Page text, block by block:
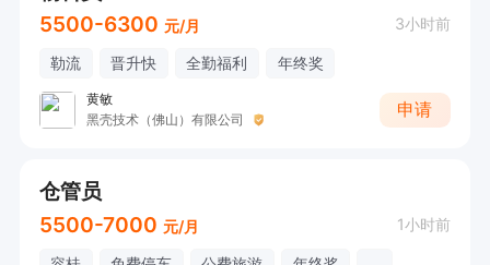
5500-6300 元/月 3小时前
勒流 晋升快 全勤福利 年终奖
黄敏
黑壳技术（佛山）有限公司
申请
仓管员
5500-7000 元/月 1小时前